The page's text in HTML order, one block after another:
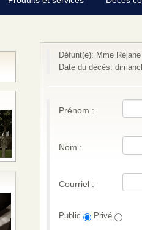
Défunt(e): Mme
Date du décès:
Prénom :
Nom :
Courriel :
Public Privé